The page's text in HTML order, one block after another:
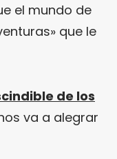
el mundo de
que le
de los
va a alegrar